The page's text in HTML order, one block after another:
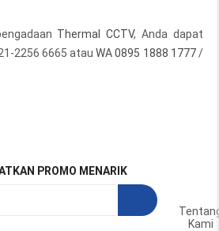
Thermal CCTV, Anda dapat
2256 6665 atauWA 0895 1888 1777/
PROMO MENARIK
Kami